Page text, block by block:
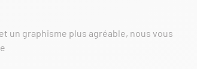
un graphisme plus agréable, nous vous